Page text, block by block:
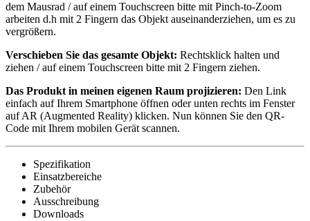
dem Mausrad / auf einem Touchscreen bitte mit Pinch-to-Zoom
arbeiten d.h mit 2 Fingern das Objekt auseinanderziehen, um es zu
vergrößern.
Verschieben Sie das gesamte Objekt: Rechtsklick halten und
ziehen / auf einem Touchscreen bitte mit 2 Fingern ziehen.
Das Produkt in meinen eigenen Raum projizieren: Den Link
einfach auf Ihrem Smartphone öffnen oder unten rechts im Fenster
auf AR (Augmented Reality) klicken. Nun können Sie den QR-
Code mit Ihrem mobilen Gerät scannen.
Spezifikation
Einsatzbereiche
Zubehör
Ausschreibung
Downloads